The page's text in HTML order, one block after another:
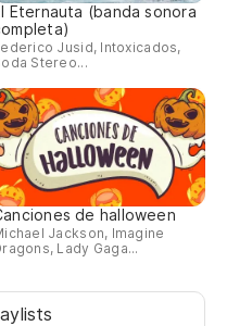
Eternauta (banda sonora
Jusid, Intoxicados,
Stereo...
de halloween
Jackson, Imagine
Lady Gaga...